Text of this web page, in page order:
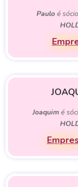
Pauloé
Joaquimé